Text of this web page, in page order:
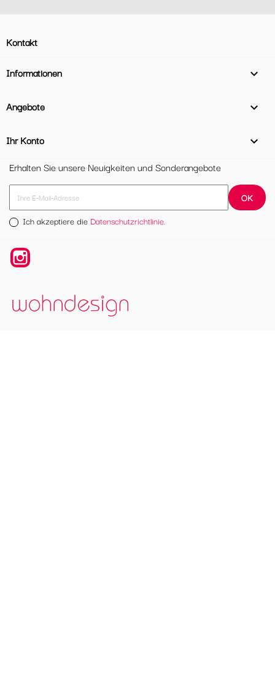
Kontakt
Informationen 
Angebote 
Ihr Konto

Erhalten Sie unsere Neuigkeiten und Sonderangebote
Ich akzeptiere die Datenschutzrichtlinie.